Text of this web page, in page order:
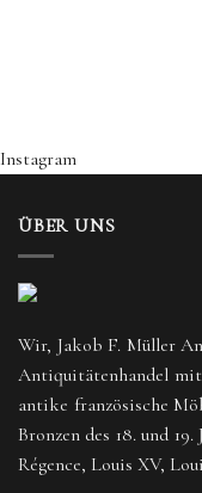
Instagram
ÜBER UNS
Wir, Jakob F. Müller
Antiquitätenhandel
antike französische
Bronzen des 18. und
Régence, Louis XV,